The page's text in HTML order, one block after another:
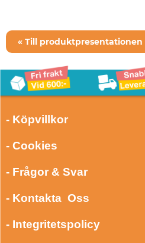
« Till produktpresentationen
- Köpvillkor
- Cookies
- Frågor & Svar
- Kontakta Oss
- Integritetspolicy